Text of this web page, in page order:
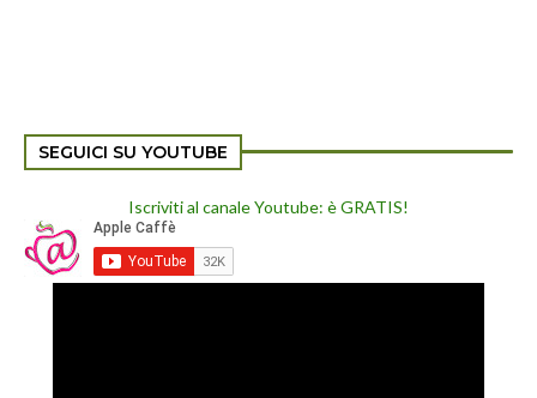
SEGUICI SU YOUTUBE
Iscriviti al canale Youtube: è GRATIS!